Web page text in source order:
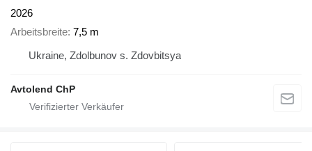
2026
Arbeitsbreite 7,5 m
Ukraine, Zdolbunov s. Zdovbitsya
Avtolend ChP